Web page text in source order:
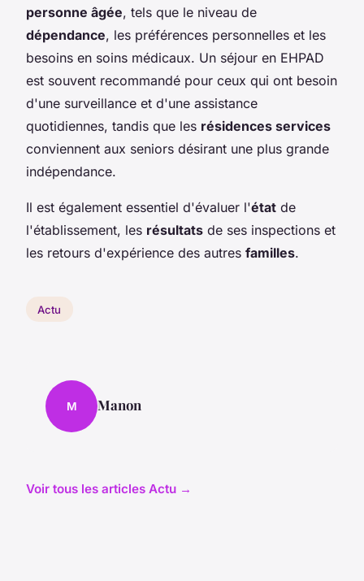
personne âgée, tels que le niveau de
dépendance, les préférences personnelles et les
besoins en soins médicaux. Un séjour en EHPAD
est souvent recommandé pour ceux qui ont besoin
d'une surveillance et d'une assistance
quotidiennes, tandis que les résidences services
conviennent aux seniors désirant une plus grande
indépendance.
Il est également essentiel d'évaluer l'état de
l'établissement, les résultats de ses inspections et
les retours d'expérience des autres familles.
Actu
M Manon
Voir tous les articles Actu →